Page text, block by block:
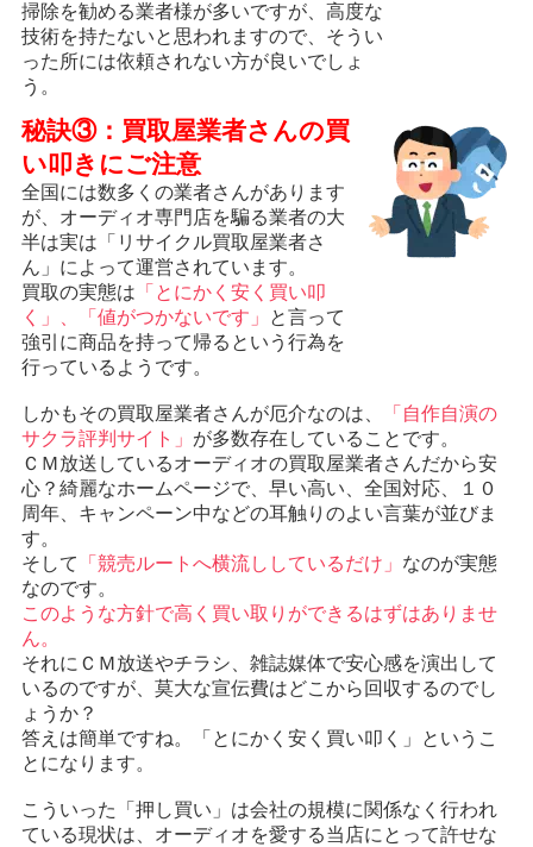
掃除を勧める業者様が多いですが、高度な
技術を持たないと思われますので、そうい
った所には依頼されない方が良いでしょ
う。
秘訣③：買取屋業者さんの買
い叩きにご注意
全国には数多くの業者さんがあります
が、オーディオ専門店を騙る業者の大
半は実は「リサイクル買取屋業者さ
ん」によって運営されています。
買取の実態は 「とにかく安く買い叩
く」、「値がつかないです」
と言って
強引に商品を持って帰るという行為を
行っているようです。
しかもその買取屋業者さんが厄介なのは、
「自作自演の
サクラ評判サイト」 が多数存在していることです。
ＣＭ放送しているオーディオの買取屋業者さんだから安
心？綺麗なホームページで、早い高い、全国対応、１０
周年、キャンペーン中などの耳触りのよい言葉が並びま
す。
そして
「競売ルートへ横流ししているだけ」 なのが実態
なのです。
このような方針で高く買い取りができるはずはありませ
ん。
それにＣＭ放送やチラシ、雑誌媒体で安心感を演出して
いるのですが、莫大な宣伝費はどこから回収するのでし
ょうか？
答えは簡単ですね。「とにかく安く買い叩く」というこ
とになります。
こういった「押し買い」は会社の規模に関係なく行われ
ている現状は、オーディオを愛する当店にとって許せな